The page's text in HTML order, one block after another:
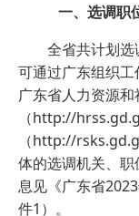
一、选调职
全省共计划
可通过广东组织
广东省人力资源
（http://
（http://
体的选调机关、
息见《广东省
件1）。